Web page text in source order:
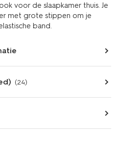
voor de slaapkamer thuis. Je
met grote stippen om je
band.
(24)